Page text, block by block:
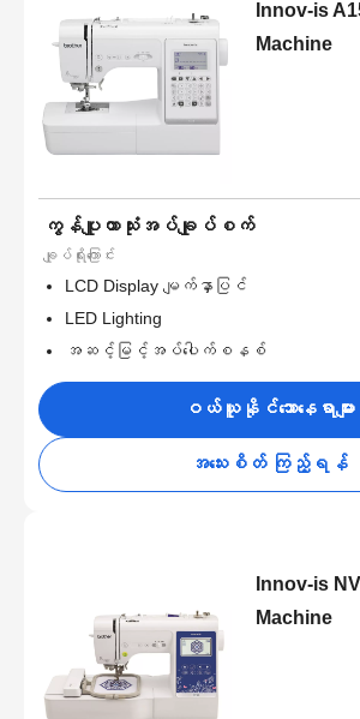
Innov-is
Machine
ကွန်ပျူတာသုံးအပ်ချုပ်စက်
ချုပ်ရိုးကြောင်း
LCD Display မျက်နှာပြင်
LED Lighting
အဆင့်မြင့်အပ်ပေါက်စနစ်
ဝယ်ယူနိုင်သောနေရာများ
အသေးစိတ် ကြည့်ရန်
Innov-is
Machine